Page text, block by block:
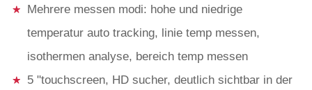
Mehrere messen modi: hohe und niedrige
temperatur auto tracking, linie temp messen,
isothermen analyse, bereich temp messen
5 "touchscreen, HD sucher, deutlich sichtbar in der